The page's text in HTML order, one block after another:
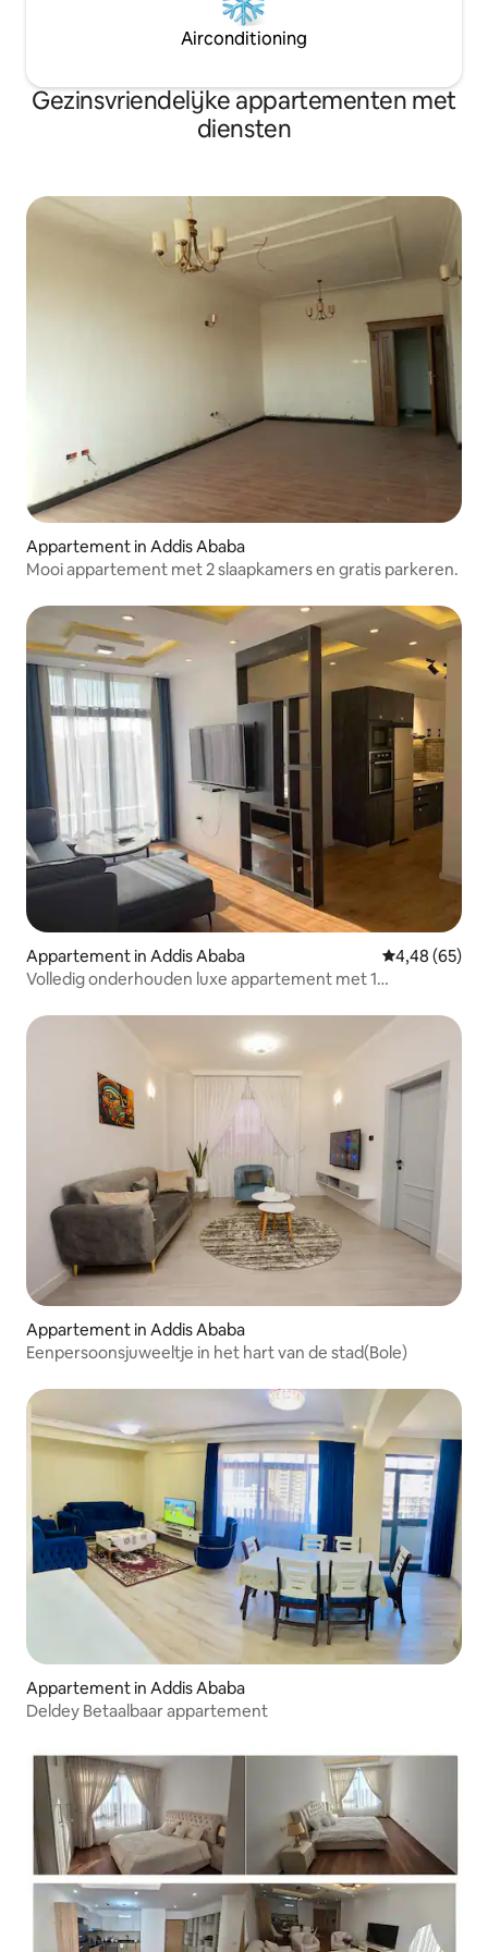
Airconditioning
Gezinsvriendelijke appartementen met
diensten
Appartement in Addis Ababa
Mooi appartement met 2 slaapkamers en gratis parkeren.
Appartement in Addis Ababa Gemiddelde
4,48 (65)
Volledig onderhouden luxe appartement met 1
Appartement in Addis Ababa
Eenpersoonsjuweeltje in het hart van de stad(Bole)
Appartement in Addis Ababa
Deldey Betaalbaar appartement